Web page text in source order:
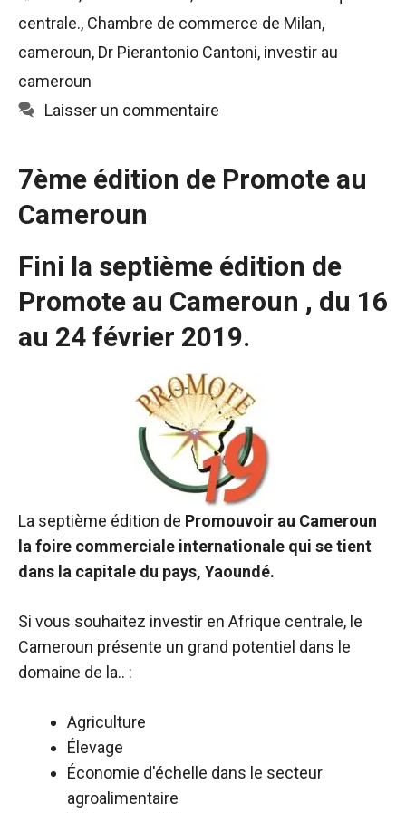
centrale., Chambre de commerce de Milan,
cameroun, Dr Pierantonio Cantoni, investir au
cameroun
Laisser un commentaire
7ème édition de Promote au
Cameroun
Fini la septième édition de
Promote au Cameroun , du 16
au 24 février 2019.
La septième édition de Promouvoir au Cameroun
la foire commerciale internationale qui se tient
dans la capitale du pays, Yaoundé.
Si vous souhaitez investir en Afrique centrale, le
Cameroun présente un grand potentiel dans le
domaine de la.. :
Agriculture
Élevage
Économie d'échelle dans le secteur
agroalimentaire